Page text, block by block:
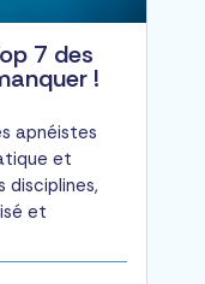
7 des
!
apnéistes
et
disciplines,
et